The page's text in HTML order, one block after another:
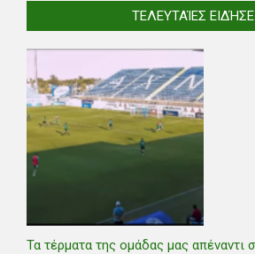
ΤΕΛΕΥΤΑΊΕΣ
Τα τέρματα της ομάδας μας απέναντι